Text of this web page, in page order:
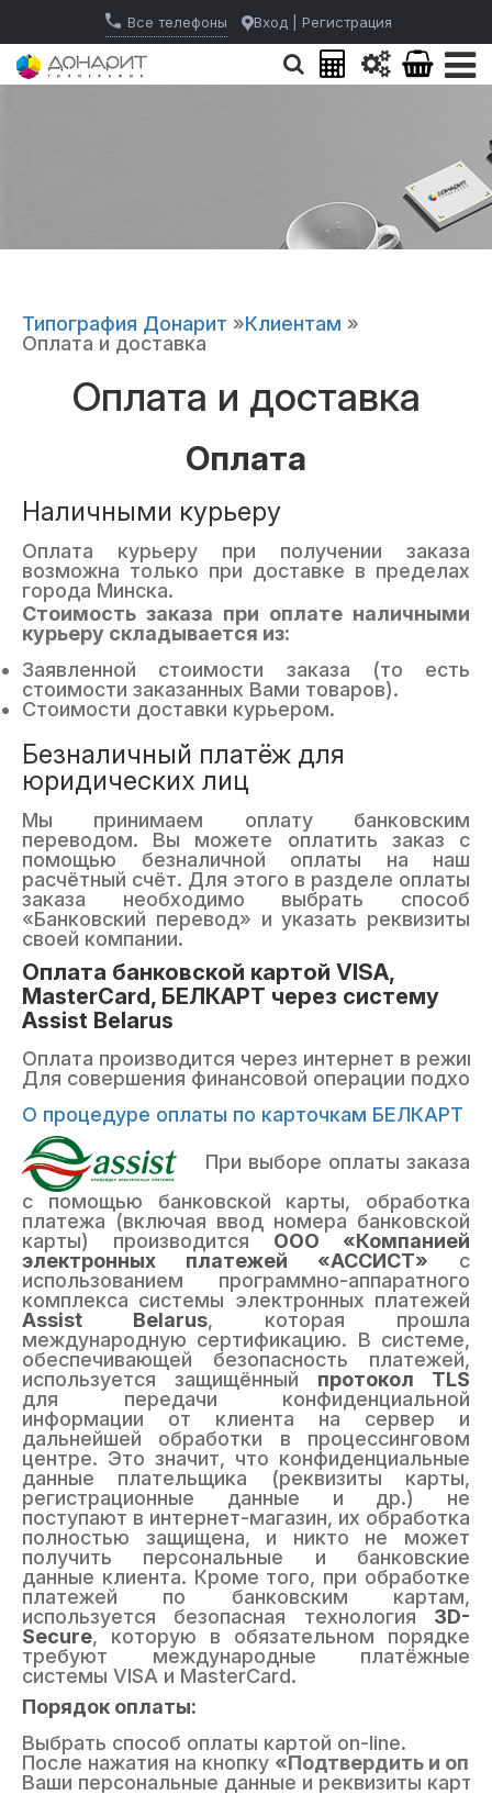
Все телефоны Вход Регистрация
Типография Донарит »Клиентам »
Оплата и доставка
Оплата и доставка
Оплата
Наличными курьеру
Оплата курьеру при получении заказа
возможна только при доставке в пределах
города Минска.
Стоимость заказа при оплате наличными
курьеру складывается из:
Заявленной стоимости заказа (то есть
стоимости заказанных Вами товаров).
Стоимости доставки курьером.
Безналичный платёж для
юридических лиц
Мы принимаем оплату банковским
переводом. Вы можете оплатить заказ с
помощью безналичной оплаты на наш
расчётный счёт. Для этого в разделе оплаты
заказа необходимо выбрать способ
«Банковский перевод» и указать реквизиты
своей компании.
Оплата банковской картой VISA,
MasterCard, БЕЛКАРТ через систему
Assist Belarus
Оплата производится через интернет в
Для совершения финансовой операции
О процедуре оплаты по карточкам БЕЛКАРТ
При выборе оплаты заказа
с помощью банковской карты, обработка
платежа (включая ввод номера банковской
карты) производится ООО «Компанией
электронных платежей «АССИСТ» с
использованием программно-аппаратного
комплекса системы электронных платежей
Assist Belarus, которая прошла
международную сертификацию. В системе,
обеспечивающей безопасность платежей,
используется защищённый протокол TLS
для передачи конфиденциальной
информации от клиента на сервер и
дальнейшей обработки в процессинговом
центре. Это значит, что конфиденциальные
данные плательщика (реквизиты карты,
регистрационные данные и др.) не
поступают в интернет-магазин, их обработка
полностью защищена, и никто не может
получить персональные и банковские
данные клиента. Кроме того, при обработке
платежей по банковским картам,
используется безопасная технология 3D-
Secure, которую в обязательном порядке
требуют международные платёжные
системы VISA и MasterCard.
Порядок оплаты:
Выбрать способ оплаты картой on-line.
После нажатия на кнопку «Подтвердить и
Ваши персональные данные и реквизиты